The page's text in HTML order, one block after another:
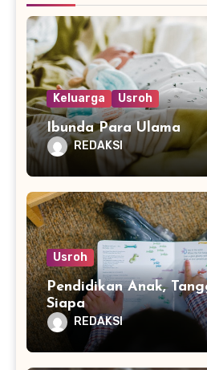
Keluarga Usroh
Ibunda Para Ulama
REDAKSI
Usroh
Pendidikan Anak,
Siapa
REDAKSI